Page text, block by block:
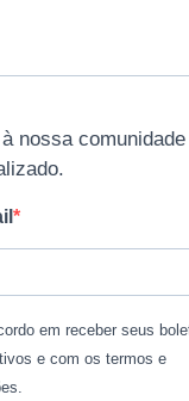
nossa
em receber seus
e com os termos e